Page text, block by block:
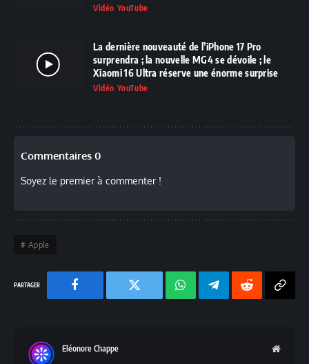
Vidéo YouTube
La dernière nouveauté de l’iPhone 17 Pro
surprendra ; la nouvelle MG4 se dévoile ; le
Xiaomi 16 Ultra réserve une énorme surprise
Vidéo YouTube
Commentaires 0
Soyez le premier à commenter !
Apple
Facebook Twitter
Chaine
TelegramReddit
Eléonore Chappe